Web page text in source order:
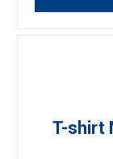
T-shirt